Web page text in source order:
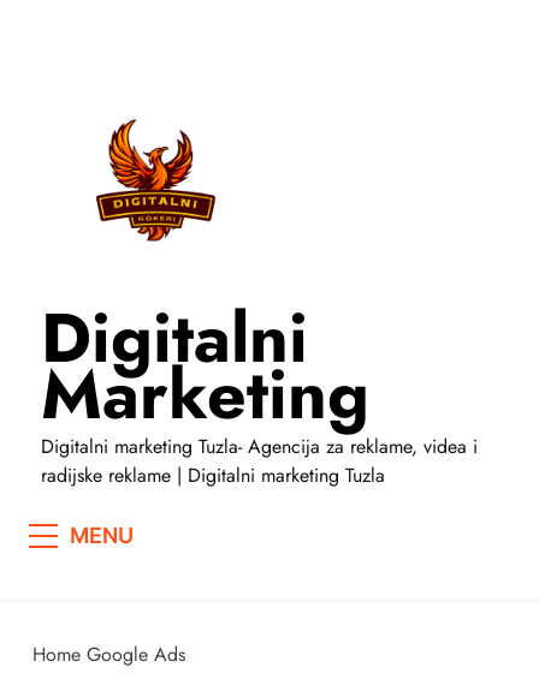
Digitalni
Marketing
Digitalni marketing Tuzla- Agencija za reklame, videa i
radijske reklame | Digitalni marketing Tuzla
MENU
Home Google Ads